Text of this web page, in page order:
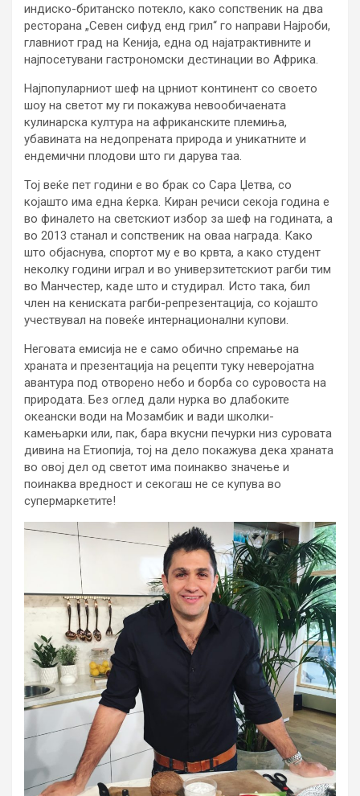
индиско-британско потекло, како сопственик на два
ресторана „Севен сифуд енд грил“ го направи Најроби,
главниот град на Кенија, една од најатрактивните и
најпосетувани гастрономски дестинации во Африка.
Најпопуларниот шеф на црниот континент со своето
шоу на светот му ги покажува невообичаената
кулинарска култура на африканските племиња,
убавината на недопрената природа и уникатните и
ендемични плодови што ги дарува таа.
Тој веќе пет години е во брак со Сара Џетва, со
којашто има една ќерка. Киран речиси секоја година е
во финалето на светскиот избор за шеф на годината, а
во 2013 станал и сопственик на оваа награда. Како
што објаснува, спортот му е во крвта, а како студент
неколку години играл и во универзитетскиот рагби тим
во Манчестер, каде што и студирал. Исто така, бил
член на кениската рагби-репрезентација, со којашто
учествувал на повеќе интернационални купови.
Неговата емисија не е само обично спремање на
храната и презентација на рецепти туку неверојатна
авантура под отворено небо и борба со суровоста на
природата. Без оглед дали нурка во длабоките
океански води на Мозамбик и вади школки-
камењарки или, пак, бара вкусни печурки низ суровата
дивина на Етиопија, тој на дело покажува дека храната
во овој дел од светот има поинакво значење и
поинаква вредност и секогаш не се купува во
супермаркетите!